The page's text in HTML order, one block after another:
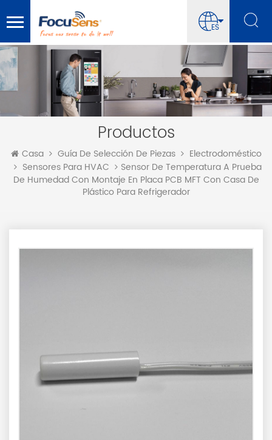
ES
Productos
Casa Guía De Selección De Piezas
Electrodoméstico
Sensores Para HVAC
Sensor De Temperatura A Prueba
De Humedad Con Montaje En Placa PCB MFT Con Casa De
Plástico Para Refrigerador